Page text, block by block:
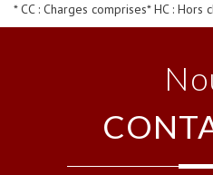
* CC : Charges comprises* HC : Hors